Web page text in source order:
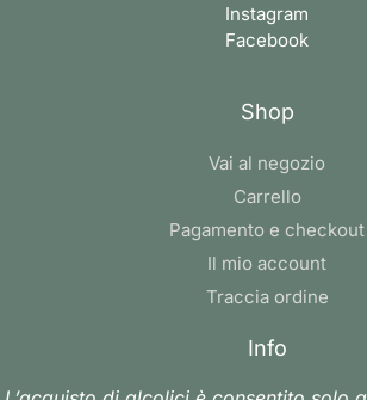
Instagram
Facebook
Shop
Vai al negozio
Carrello
Pagamento e checkout
Il mio account
Traccia ordine
Info